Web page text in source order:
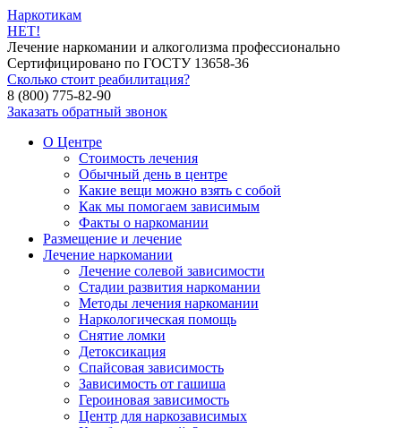
Наркотикам
НЕТ!
Лечение наркомании и алкоголизма профессионально
Сертифицировано по ГОСТУ 13658-36
Сколько стоит реабилитация?
8 (800) 775-82-90
Заказать обратный звонок
О Центре
Стоимость лечения
Обычный день в центре
Какие вещи можно взять с собой
Как мы помогаем зависимым
Факты о наркомании
Размещение и лечение
Лечение наркомании
Лечение солевой зависимости
Стадии развития наркомании
Методы лечения наркомании
Наркологическая помощь
Снятие ломки
Детоксикация
Спайсовая зависимость
Зависимость от гашиша
Героиновая зависимость
Центр для наркозависимых